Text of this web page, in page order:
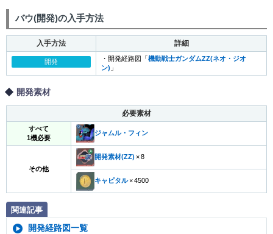
バウ(開発)の入手方法
入手方法 詳細
開発 ・開発経路図「 機動戦士ガンダムZZ(ネオ・ジオ
ン) 」
開発素材
必要素材
すべて
1機必要
ジャムル・フィン
その他
開発素材(ZZ) ×8
キャピタル ×4500
関連記事
開発経路図一覧